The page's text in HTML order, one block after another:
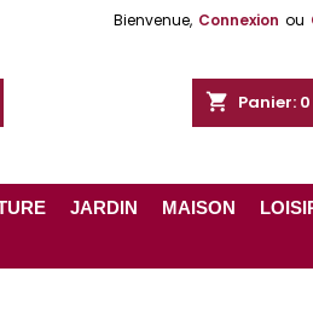
Bienvenue, Connexion ou
shopping_cart Panier: 0
JARDIN MAISON